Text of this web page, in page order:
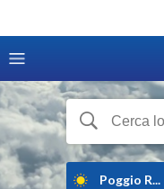
Poggio R...